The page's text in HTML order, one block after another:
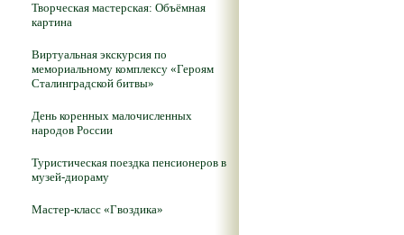
Творческая мастерская: Объёмная
картина
Виртуальная экскурсия по
мемориальному комплексу «Героям
Сталинградской битвы»
День коренных малочисленных
народов России
Туристическая поездка пенсионеров в
музей-диораму
Мастер-класс «Гвоздика»